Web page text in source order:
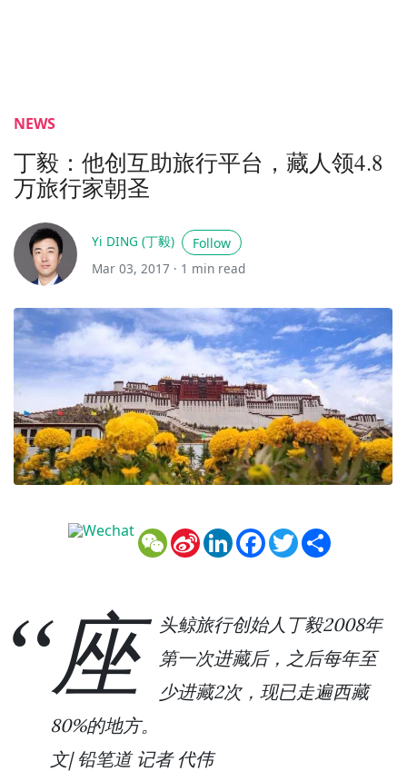
NEWS
丁毅：他创互助旅行平台，藏人领4.8
万旅行家朝圣
Yi DING (丁毅)
Follow
Mar 03, 2017 · 1 min read
WeChat
Sina
Weibo
LinkedInFacebook
Twitter
座
头鲸旅行创始人丁毅2008年
第一次进藏后，之后每年至
少进藏2次，现已走遍西藏
80%的地方。
文| 铅笔道 记者 代伟